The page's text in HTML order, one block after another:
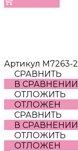
Артикул M7263-2
СРАВНИТЬ
В СРАВНЕНИИ
ОТЛОЖИТЬ
ОТЛОЖЕН
СРАВНИТЬ
В СРАВНЕНИИ
ОТЛОЖИТЬ
ОТЛОЖЕН